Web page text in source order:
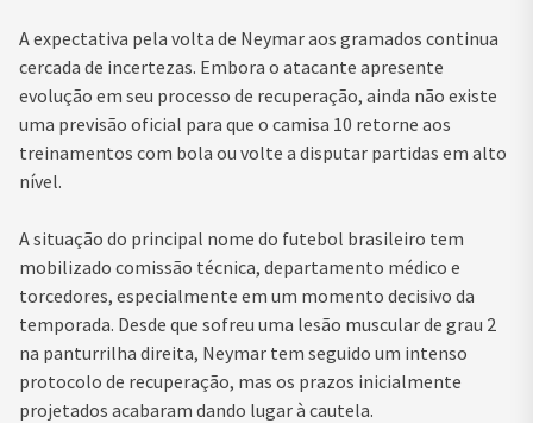
A expectativa pela volta de Neymar aos gramados continua
cercada de incertezas. Embora o atacante apresente
evolução em seu processo de recuperação, ainda não existe
uma previsão oficial para que o camisa 10 retorne aos
treinamentos com bola ou volte a disputar partidas em alto
nível.
A situação do principal nome do futebol brasileiro tem
mobilizado comissão técnica, departamento médico e
torcedores, especialmente em um momento decisivo da
temporada. Desde que sofreu uma lesão muscular de grau 2
na panturrilha direita, Neymar tem seguido um intenso
protocolo de recuperação, mas os prazos inicialmente
projetados acabaram dando lugar à cautela.